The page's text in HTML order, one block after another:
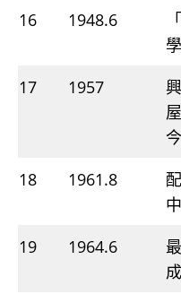
16
1948.6
17
1957
18
1961.8
19
1964.6